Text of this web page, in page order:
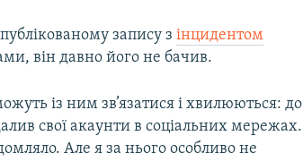
запису зінцидентом
він давно його не бачив.
із ним зв’язатися і хвилюються: до
свої акаунти в соціальних мережах.
Але я за нього особливо не